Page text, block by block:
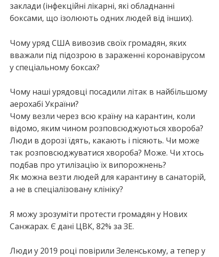
заклади (інфекційні лікарні, які обладнанні
боксами, що ізолюють одних людей від інших).
Чому уряд США вивозив своїх громадян, яких
вважали під підозрою в зараженні коронавірусом
у спеціальному боксах?
Чому наші урядовці посадили літак в найбільшому
аерохабі України?
Чому везли через всю країну на карантин, коли
відомо, яким чином розповсюджуються хвороба?
Люди в дорозі їдять, какають і пісяють. Чи може
так розповсюджуватися хвороба? Може. Чи хтось
подбав про утилізацію їх випорожнень?
Як можна везти людей для карантину в санаторій,
а не в спеціалізовану клініку?
Я можу зрозуміти протести громадян у Нових
Санжарах. Є дані ЦВК, 82% за ЗЕ.
Люди у 2019 році повірили Зеленському, а тепер у